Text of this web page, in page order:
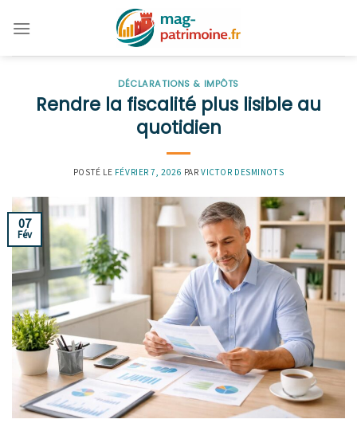
DÉCLARATIONS & IMPÔTS
Rendre la fiscalité plus lisible au
quotidien
POSTÉ LE FÉVRIER 7, 2026 PARVICTOR DESMINOTS
07
Fév